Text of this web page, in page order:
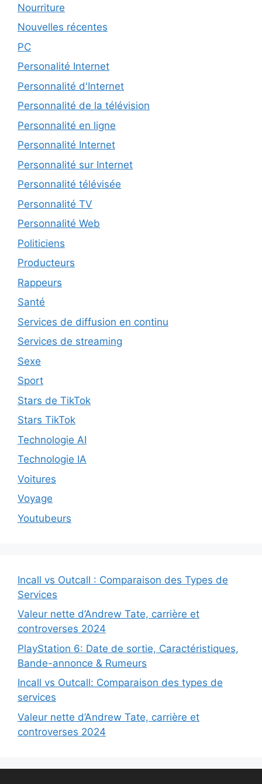
Nourriture
Nouvelles récentes
PC
Personalité Internet
Personnalité d'Internet
Personnalité de la télévision
Personnalité en ligne
Personnalité Internet
Personnalité sur Internet
Personnalité télévisée
Personnalité TV
Personnalité Web
Politiciens
Producteurs
Rappeurs
Santé
Services de diffusion en continu
Services de streaming
Sexe
Sport
Stars de TikTok
Stars TikTok
Technologie AI
Technologie IA
Voitures
Voyage
Youtubeurs
Incall vs Outcall : Comparaison des Types de
Services
Valeur nette d’Andrew Tate, carrière et
controverses 2024
PlayStation 6: Date de sortie, Caractéristiques,
Bande-annonce & Rumeurs
Incall vs Outcall: Comparaison des types de
services
Valeur nette d’Andrew Tate, carrière et
controverses 2024